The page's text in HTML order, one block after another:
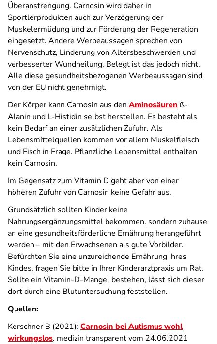
Überanstrengung. Carnosin wird daher in
Sportlerprodukten auch zur Verzögerung der
Muskelermüdung und zur Förderung der Regeneration
eingesetzt. Andere Werbeaussagen sprechen von
Nervenschutz, Linderung von Altersbeschwerden und
verbesserter Wundheilung. Belegt ist das jedoch nicht.
Alle diese gesundheitsbezogenen Werbeaussagen sind
von der EU nicht genehmigt.
Der Körper kann Carnosin aus den Aminosäuren ß-
Alanin und L-Histidin selbst herstellen. Es besteht als
kein Bedarf an einer zusätzlichen Zufuhr. Als
Lebensmittelquellen kommen vor allem Muskelfleisch
und Fisch in Frage. Pflanzliche Lebensmittel enthalten
kein Carnosin.
Im Gegensatz zum Vitamin D geht aber von einer
höheren Zufuhr von Carnosin keine Gefahr aus.
Grundsätzlich sollten Kinder keine
Nahrungsergänzungsmittel bekommen, sondern zuhause
an eine gesundheitsförderliche Ernährung herangeführt
werden – mit den Erwachsenen als gute Vorbilder.
Befürchten Sie eine unzureichende Ernährung Ihres
Kindes, fragen Sie bitte in Ihrer Kinderarztpraxis um Rat.
Sollte ein Vitamin-D-Mangel bestehen, lässt sich dieser
dort durch eine Blutuntersuchung feststellen.
Quellen:
Kerschner B (2021): Carnosin bei Autismus wohl
wirkungslos. medizin transparent vom 24.06.2021